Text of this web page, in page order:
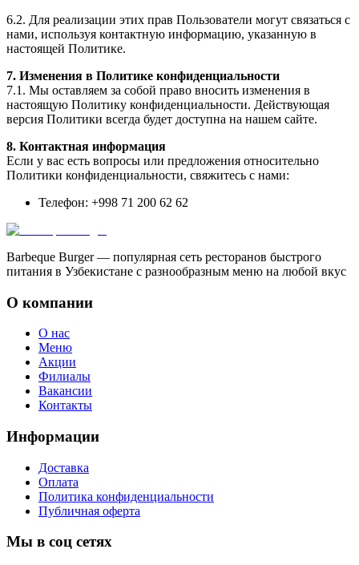
6.2. Для реализации этих прав Пользователи могут связаться с
нами, используя контактную информацию, указанную в
настоящей Политике.
7. Изменения в Политике конфиденциальности
7.1. Мы оставляем за собой право вносить изменения в
настоящую Политику конфиденциальности. Действующая
версия Политики всегда будет доступна на нашем сайте.
8. Контактная информация
Если у вас есть вопросы или предложения относительно
Политики конфиденциальности, свяжитесь с нами:
Телефон: +998 71 200 62 62
Barbeque Burger — популярная сеть ресторанов быстрого
питания в Узбекистане с разнообразным меню на любой вкус
О компании
О нас
Меню
Акции
Филиалы
Вакансии
Контакты
Информации
Доставка
Оплата
Политика конфиденциальности
Публичная оферта
Мы в соц сетях